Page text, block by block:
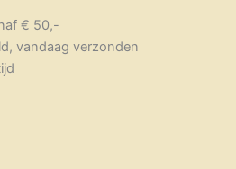
€ 50,-
vandaag verzonden